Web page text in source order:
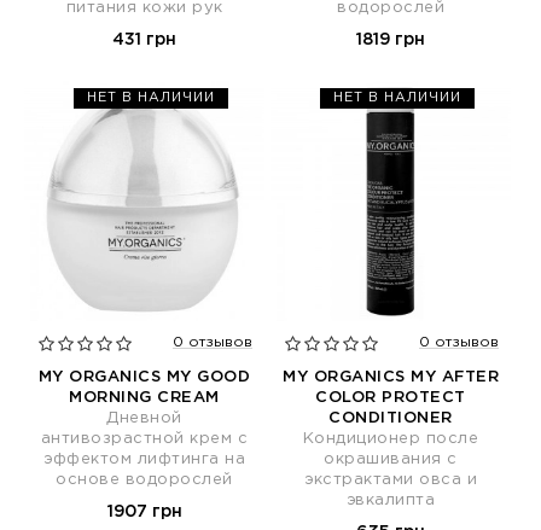
питания кожи рук
431 грн
водорослей
1819 грн
НЕТ В НАЛИЧИИ
0 отзывов
MY ORGANICS MY GOOD
MORNING CREAM
Дневной
антивозрастной крем с
эффектом лифтинга на
основе водорослей
1907 грн
НЕТ В НАЛИЧИИ
0 отзывов
MY ORGANICS MY AFTER
COLOR PROTECT
CONDITIONER
Кондиционер после
окрашивания с
экстрактами овса и
эвкалипта